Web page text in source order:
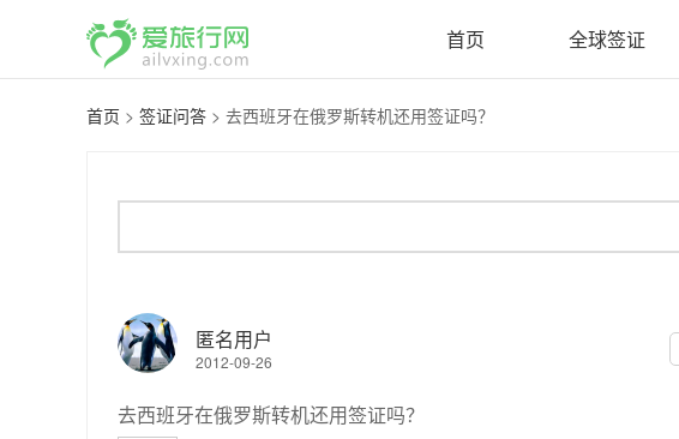
首页 全球签证
首页 > 签证问答 > 去西班牙在俄罗斯转机还用签证吗？
匿名用户
2012-09-26
去西班牙在俄罗斯转机还用签证吗？